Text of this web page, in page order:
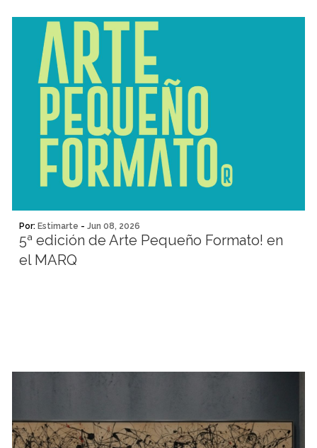
Por: Estimarte - Jun 08, 2026
5ª edición de Arte Pequeño Formato! en
el MARQ